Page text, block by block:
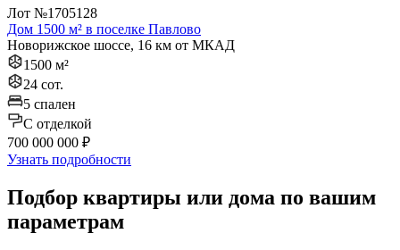
Лот №1705128
Дом 1500 м² в поселке Павлово
Новорижское шоссе, 16 км от МКАД
1500 м²
24 сот.
5 спален
C отделкой
700 000 000 ₽
Узнать подробности
Подбор квартиры или дома по вашим
параметрам